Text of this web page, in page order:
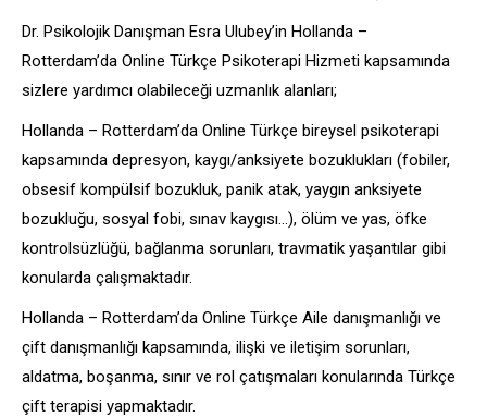
Dr. Psikolojik Danışman Esra Ulubey’in Hollanda –
Rotterdam’da Online Türkçe Psikoterapi Hizmeti kapsamında
sizlere yardımcı olabileceği uzmanlık alanları;
Hollanda – Rotterdam’da Online Türkçe bireysel psikoterapi
kapsamında depresyon, kaygı/anksiyete bozuklukları (fobiler,
obsesif kompülsif bozukluk, panik atak, yaygın anksiyete
bozukluğu, sosyal fobi, sınav kaygısı…), ölüm ve yas, öfke
kontrolsüzlüğü, bağlanma sorunları, travmatik yaşantılar gibi
konularda çalışmaktadır.
Hollanda – Rotterdam’da Online Türkçe Aile danışmanlığı ve
çift danışmanlığı kapsamında, ilişki ve iletişim sorunları,
aldatma, boşanma, sınır ve rol çatışmaları konularında Türkçe
çift terapisi yapmaktadır.